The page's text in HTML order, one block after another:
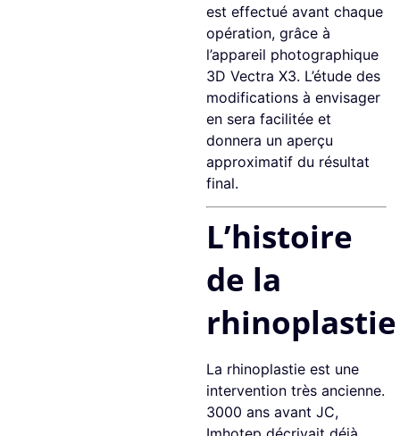
est effectué avant chaque
opération, grâce à
l’appareil photographique
3D Vectra X3. L’étude des
modifications à envisager
en sera facilitée et
donnera un aperçu
approximatif du résultat
final.
L’histoire
de la
rhinoplastie
La rhinoplastie est une
intervention très ancienne.
3000 ans avant JC,